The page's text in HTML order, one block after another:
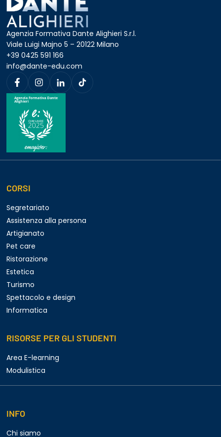
Agenzia Formativa Dante Alighieri S.r.l.
Viale Luigi Majno 5 – 20122 Milano
+39 0425 591 166
info@dante-edu.com
CORSI
Segretariato
Assistenza alla persona
Artigianato
Pet care
Ristorazione
Estetica
Turismo
Spettacolo e design
Informatica
RISORSE PER GLI STUDENTI
Area E-learning
Modulistica
INFO
Chi siamo